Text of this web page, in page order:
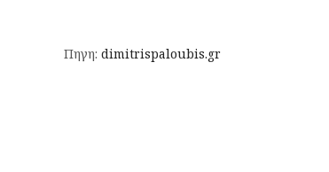
Πηγη: dimitrispaloubis.gr